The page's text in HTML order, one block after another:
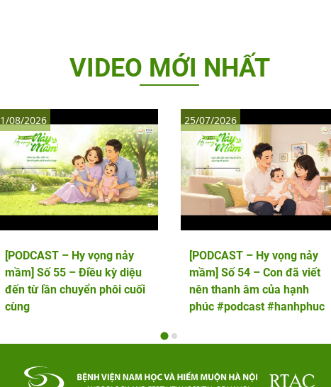
VIDEO MỚI NHẤT
[PODCAST – Hy vọng nảy
mầm] Số 55 – Điều kỳ diệu
đến từ lần chuyển phôi cuối
cùng
1/08/2026
[PODCAST – Hy vọng nảy
mầm] Số 54 – Con đã viết
nên thanh âm của hạnh
phúc #podcast #hanhphuc
25/07/2026